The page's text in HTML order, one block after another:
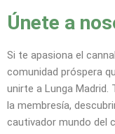
Únete a
Si te apasiona el
comunidad próspera
unirte a Lunga
la membresía,
cautivador mundo del